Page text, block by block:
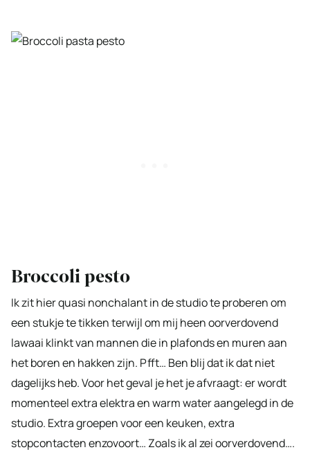
Broccoli pesto
Ik zit hier quasi nonchalant in de studio te proberen om
een stukje te tikken terwijl om mij heen oorverdovend
lawaai klinkt van mannen die in plafonds en muren aan
het boren en hakken zijn. Pfft… Ben blij dat ik dat niet
dagelijks heb. Voor het geval je het je afvraagt: er wordt
momenteel extra elektra en warm water aangelegd in de
studio. Extra groepen voor een keuken, extra
stopcontacten enzovoort… Zoals ik al zei oorverdovend….